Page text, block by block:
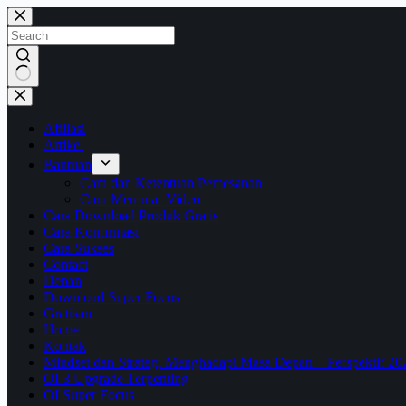
Skip
to
content
No
results
Afiliasi
Artikel
Bantuan
Cara dan Ketentuan Pemesanan
Cara Memutar Video
Cara Download Produk Gratis
Cara Konfirmasi
Cara Sukses
Contact
Depan
Download Super Focus
Gratisan
Home
Kontak
Mindset dan Strategi Menghadapi Masa Depan – Perspektif
OI 3 Upgrade Terpenting
OI Super Focus